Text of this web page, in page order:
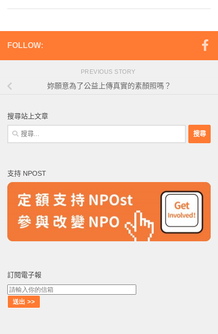
FOLLOW:
PREVIOUS STORY
妳願意為了公益上傳真實的素顏照嗎？
搜尋站上文章
搜
尋
字:
支持 NPOST
訂閱電子報